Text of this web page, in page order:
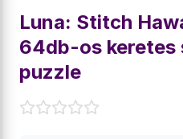
Luna: Stitch
64db-os keretes
puzzle